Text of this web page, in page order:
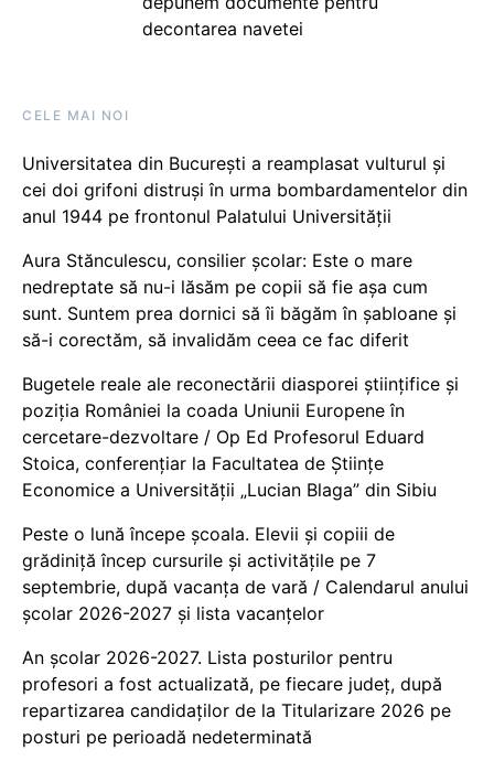
decontarea navetei
CELE MAI NOI
Universitatea din București a reamplasat vulturul și
cei doi grifoni distruși în urma bombardamentelor din
anul 1944 pe frontonul Palatului Universității
Aura Stănculescu, consilier școlar: Este o mare
nedreptate să nu-i lăsăm pe copii să fie așa cum
sunt. Suntem prea dornici să îi băgăm în șabloane și
să-i corectăm, să invalidăm ceea ce fac diferit
Bugetele reale ale reconectării diasporei științifice și
poziția României la coada Uniunii Europene în
cercetare-dezvoltare / Op Ed Profesorul Eduard
Stoica, conferențiar la Facultatea de Științe
Economice a Universității „Lucian Blaga” din Sibiu
Peste o lună începe școala. Elevii și copiii de
grădiniță încep cursurile și activitățile pe 7
septembrie, după vacanța de vară / Calendarul anului
școlar 2026-2027 și lista vacanțelor
An școlar 2026-2027. Lista posturilor pentru
profesori a fost actualizată, pe fiecare județ, după
repartizarea candidaților de la Titularizare 2026 pe
posturi pe perioadă nedeterminată